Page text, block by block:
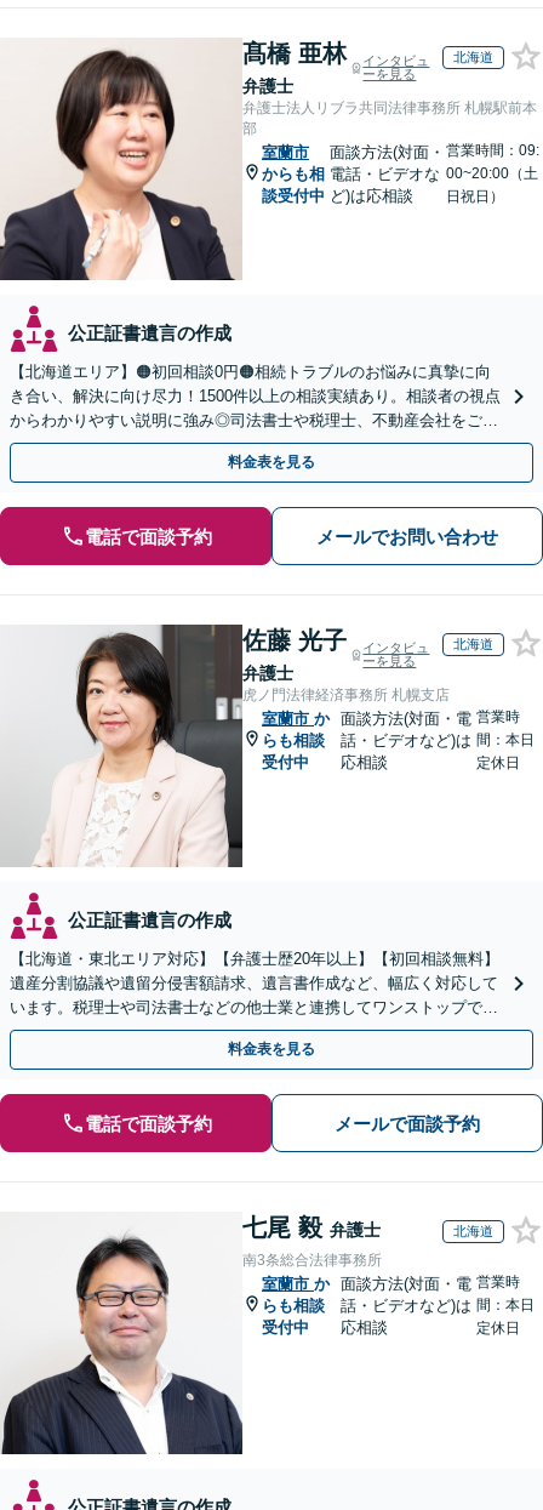
髙橋 亜林
弁護士
インタビュ
ーを見る
北海道
弁護士法人リブラ共同法律事務所 札幌駅前本
部
室蘭市
からも相
談受付中
面談方法(対面・
電話・ビデオな
ど)は応相談
営業時間：09:
00~20:00（土
日祝日）
公正証書遺言の作成
【北海道エリア】🟠初回相談0円🟠相続トラブルのお悩みに真摯に向
き合い、解決に向け尽力！1500件以上の相談実績あり。相談者の視点
からわかりやすい説明に強み◎司法書士や税理士、不動産会社をご紹
介し、登記や相続税の申告までワンストップで対応
料金表を見る
電話で面談予約 メールでお問い合わせ
佐藤 光子
弁護士
インタビュ
ーを見る
北海道
虎ノ門法律経済事務所 札幌支店
室蘭市 か
らも相談
受付中
面談方法(対面・電
話・ビデオなど)は
応相談
営業時
間：本日
定休日
公正証書遺言の作成
【北海道・東北エリア対応】【弁護士歴20年以上】【初回相談無料】
遺産分割協議や遺留分侵害額請求、遺言書作成など、幅広く対応して
います。税理士や司法書士などの他士業と連携してワンストップでの
解決が可能です。ぜひご相談ください。
料金表を見る
電話で面談予約 メールで面談予約
七尾 毅 弁護士 北海道
南3条総合法律事務所
室蘭市 か
らも相談
受付中
面談方法(対面・電
話・ビデオなど)は
応相談
営業時
間：本日
定休日